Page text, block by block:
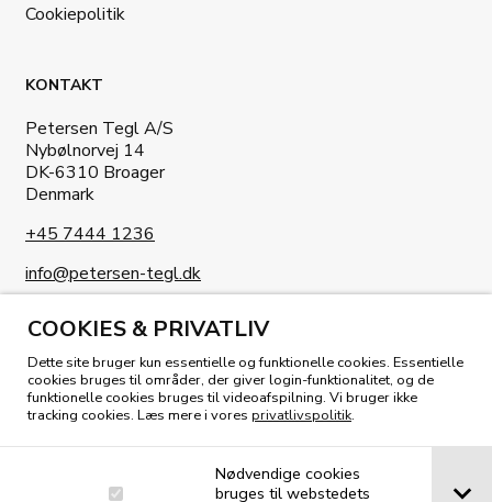
COOKIES & PRIVATLIV
Dette site bruger kun essentielle og funktionelle cookies. Essentielle
cookies bruges til områder, der giver login-funktionalitet, og de
funktionelle cookies bruges til videoafspilning. Vi bruger ikke
tracking cookies. Læs mere i vores privatlivspolitik.
Nødvendige cookies
bruges til webstedets
Cookiepolitik
KONTAKT
Petersen Tegl A/S
Nybølnorvej 14
DK-6310 Broager
Denmark
+45 7444 1236
info@petersen-tegl.dk
KIG I VORES MAGASIN